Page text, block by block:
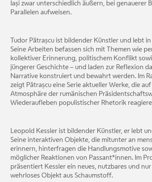
Iași zwar unterschiedlich äußern, bei genauerer
Parallelen aufweisen.
Tudor Pătrașcu ist bildender Künstler und lebt in
Seine Arbeiten befassen sich mit Themen wie
kollektiver Erinnerung, politischem Konflikt
jüngerer Geschichte – und laden zur Reflexion
Narrative konstruiert und bewahrt werden. Im
zeigt Pătrașcu eine Serie aktueller Werke, die
Atmosphäre der rumänischen
Wiederaufleben populistischer Rhetorik
Leopold Kessler ist bildender Künstler, er lebt
Seine interaktiven Objekte, die mitunter an
erinnern, hinterfragen die Handlungsmotive
möglicher Reaktionen von Passant*innen. Im
präsentiert Kessler ein neues, nutzbares und
wehrloses Objekt aus Schaumstoff.